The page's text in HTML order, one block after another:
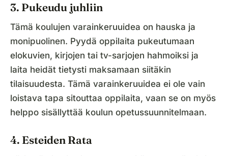
3. Pukeudu juhliin
Tämä koulujen varainkeruuidea on hauska ja
monipuolinen. Pyydä oppilaita pukeutumaan
elokuvien, kirjojen tai tv-sarjojen hahmoiksi ja
laita heidät tietysti maksamaan siitäkin
tilaisuudesta. Tämä varainkeruuidea ei ole vain
loistava tapa sitouttaa oppilaita, vaan se on myös
helppo sisällyttää koulun opetussuunnitelmaan.
4. Esteiden Rata